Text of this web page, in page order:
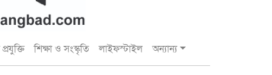
শিক্ষা ও সংস্কৃতি লাইফস্টাইল অন্যান্য